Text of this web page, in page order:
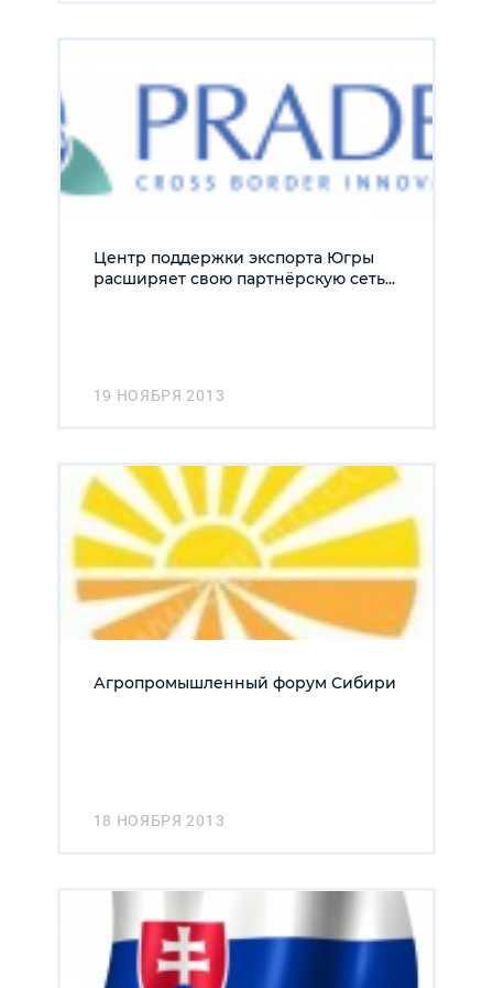
Центр поддержки экспорта Югры
расширяет свою партнёрскую сеть...
19 НОЯБРЯ 2013
Агропромышленный форум Сибири
18 НОЯБРЯ 2013